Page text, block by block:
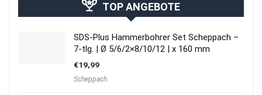
TOP ANGEBOTE
SDS-Plus Hammerbohrer Set Scheppach –
7-tlg. | Ø 5/6/2×8/10/12 | x 160 mm
€19,99
Scheppach